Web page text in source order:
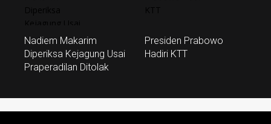
Nadiem Makarim
Diperiksa Kejagung Usai
Praperadilan Ditolak
Presiden Prabowo
Hadiri KTT